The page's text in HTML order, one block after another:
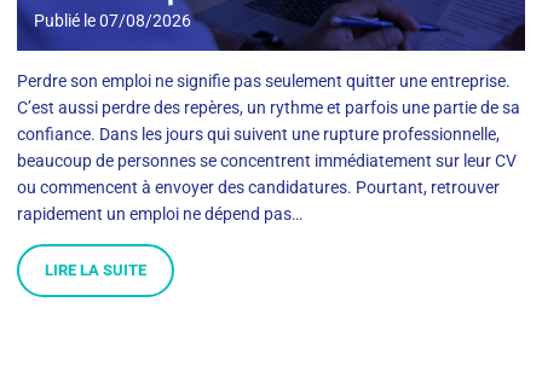
Publié le07/08/2026
Perdre son emploi ne signifie pas seulement quitter une entreprise.
C’est aussi perdre des repères, un rythme et parfois une partie de sa
confiance. Dans les jours qui suivent une rupture professionnelle,
beaucoup de personnes se concentrent immédiatement sur leur CV
ou commencent à envoyer des candidatures. Pourtant, retrouver
rapidement un emploi ne dépend pas…
LIRE LA SUITE